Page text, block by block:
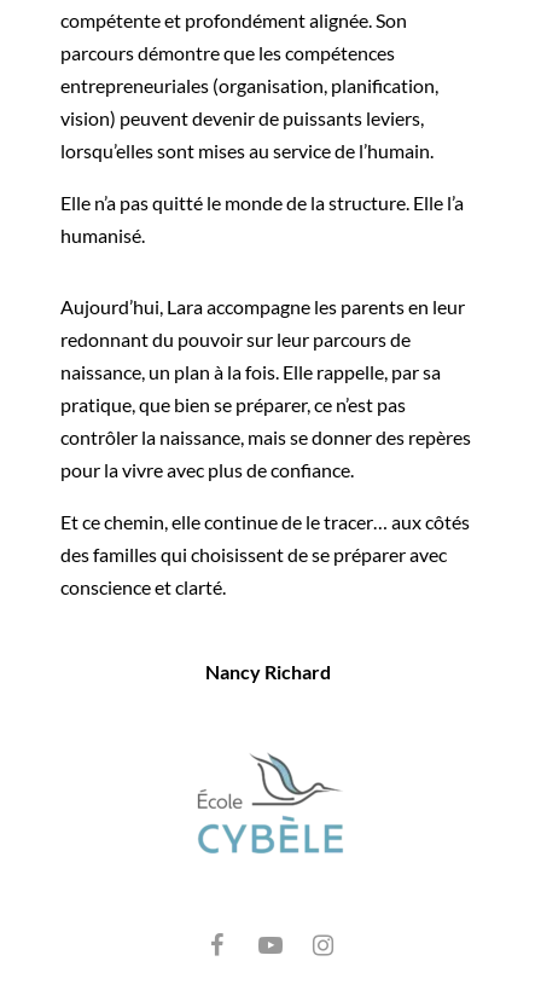
compétente et profondément alignée. Son
parcours démontre que les compétences
entrepreneuriales (organisation, planification,
vision) peuvent devenir de puissants leviers,
lorsqu’elles sont mises au service de l’humain.
Elle n’a pas quitté le monde de la structure. Elle l’a
humanisé.
Aujourd’hui, Lara accompagne les parents en leur
redonnant du pouvoir sur leur parcours de
naissance, un plan à la fois. Elle rappelle, par sa
pratique, que bien se préparer, ce n’est pas
contrôler la naissance, mais se donner des repères
pour la vivre avec plus de confiance.
Et ce chemin, elle continue de le tracer… aux côtés
des familles qui choisissent de se préparer avec
conscience et clarté.
Nancy Richard